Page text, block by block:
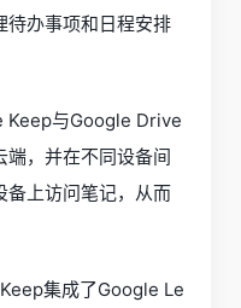
待办事项和日程安排
Keep与Google Drive
端，并在不同设备间
备上访问笔记，从而
集成了Google Le